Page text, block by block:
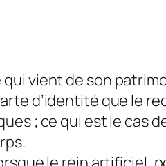
vient de son
d’identité que le
; ce qui est le cas